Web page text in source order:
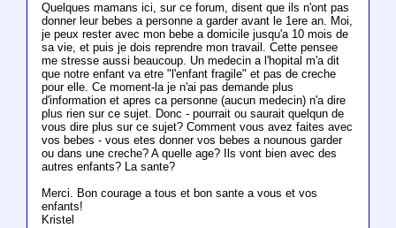
Quelques mamans ici, sur ce forum, disent que ils n'ont pas
donner leur bebes a personne a garder avant le 1ere an. Moi,
je peux rester avec mon bebe a domicile jusqu'a 10 mois de
sa vie, et puis je dois reprendre mon travail. Cette pensee
me stresse aussi beaucoup. Un medecin a l'hopital m'a dit
que notre enfant va etre "l'enfant fragile" et pas de creche
pour elle. Ce moment-la je n'ai pas demande plus
d'information et apres ca personne (aucun medecin) n'a dire
plus rien sur ce sujet. Donc - pourrait ou saurait quelqun de
vous dire plus sur ce sujet? Comment vous avez faites avec
vos bebes - vous etes donner vos bebes a nounous garder
ou dans une creche? A quelle age? Ils vont bien avec des
autres enfants? La sante?
Merci. Bon courage a tous et bon sante a vous et vos
enfants!
Kristel